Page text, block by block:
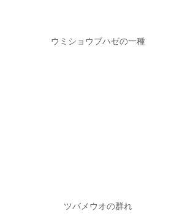
ウミショウブハゼの一種
ツバメウオの群れ